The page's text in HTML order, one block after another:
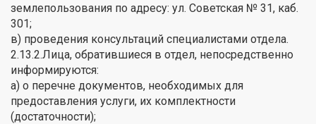
землепользования по адресу: ул. Советская № 31, каб.
301;
в) проведения консультаций специалистами отдела.
2.13.2.Лица, обратившиеся в отдел, непосредственно
информируются:
а) о перечне документов, необходимых для
предоставления услуги, их комплектности
(достаточности);